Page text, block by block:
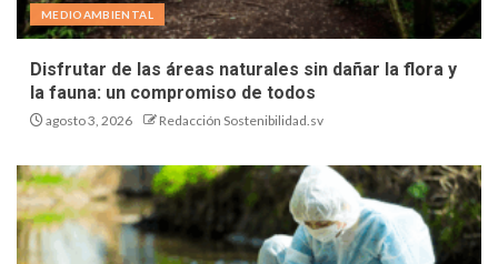
MEDIOAMBIENTAL
Disfrutar de las áreas naturales sin dañar la flora y
la fauna: un compromiso de todos
agosto 3, 2026 Redacción Sostenibilidad.sv